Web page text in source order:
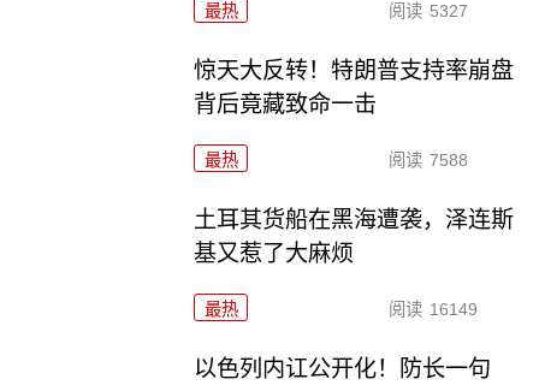
最热 阅读 5327
惊天大反转！特朗普支持率崩盘
背后竟藏致命一击
最热 阅读 7588
土耳其货船在黑海遭袭，泽连斯
基又惹了大麻烦
最热 阅读 16149
以色列内讧公开化！防长一句